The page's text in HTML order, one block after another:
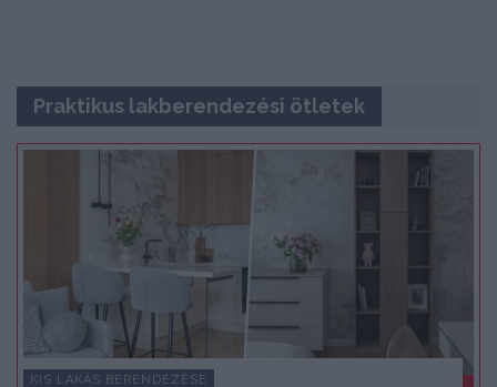
Praktikus lakberendezési ötletek
KIS LAKÁS BERENDEZÉSE